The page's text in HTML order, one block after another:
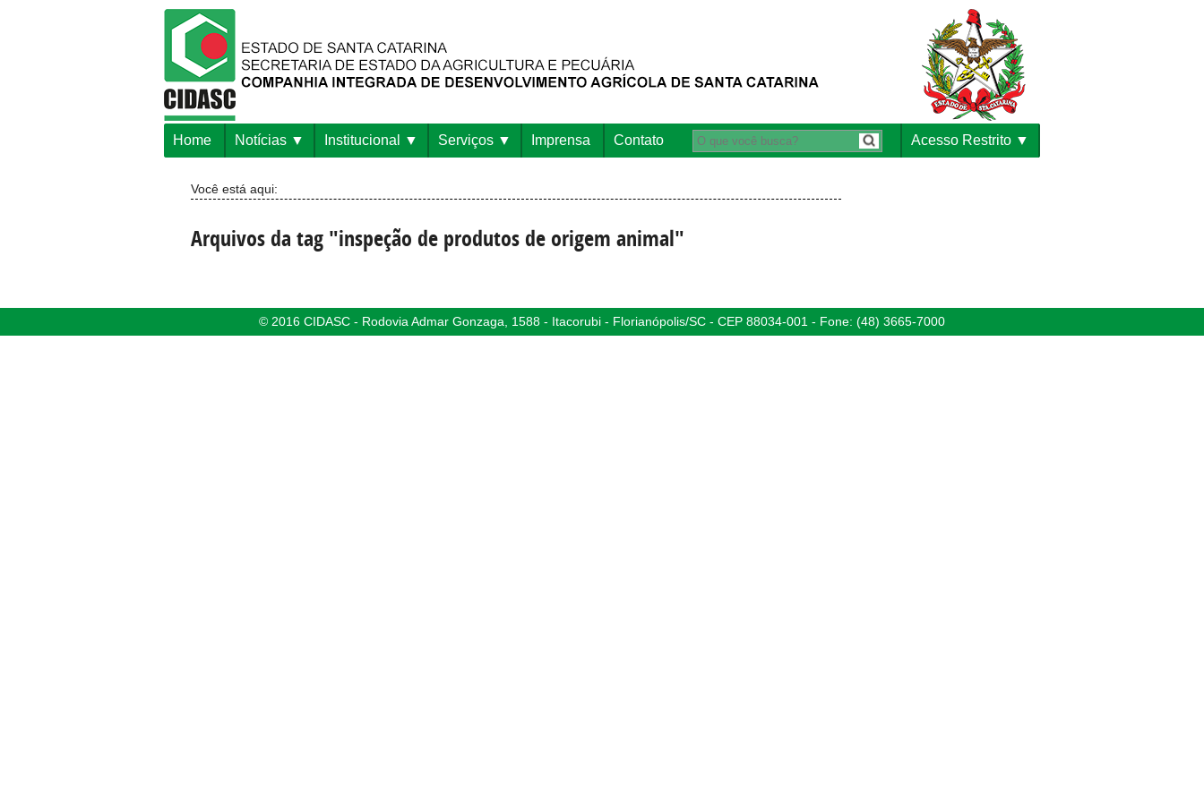
Home Notícias Institucional Serviços Imprensa Contato Acesso Restrito
Você está aqui:
Arquivos da tag "inspeção de produtos de origem animal"
© 2016 CIDASC - Rodovia Admar Gonzaga, 1588 - Itacorubi - Florianópolis/SC - CEP 88034-001 - Fone: (48) 3665-7000